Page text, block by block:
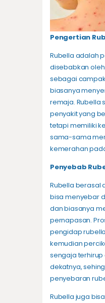
Pengertian
Rubella adalah
disebabkan oleh
sebagai
biasanya
remaja. Rubella
penyakit yang
tetapi memiliki
sama-sama
kemerahan
Penyebab
Rubella berasal
bisa menyebar
dan biasanya
pernapasan.
pengidap
kemudian
sengaja
dekatnya,
penyebaran
Rubella juga